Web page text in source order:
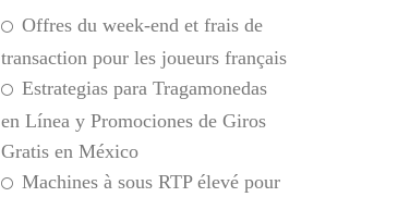
Offres du week-end et frais de
transaction pour les joueurs français
Estrategias para Tragamonedas
en Línea y Promociones de Giros
Gratis en México
Machines à sous RTP élevé pour